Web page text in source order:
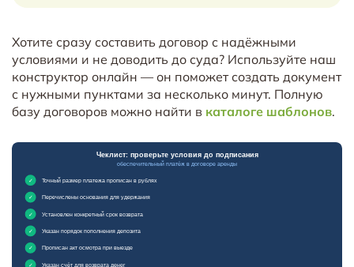
Хотите сразу составить договор с надёжными
условиями и не доводить до суда? Используйте наш
конструктор онлайн — он поможет создать документ
с нужными пунктами за несколько минут. Полную
базу договоров можно найти в каталоге шаблонов.